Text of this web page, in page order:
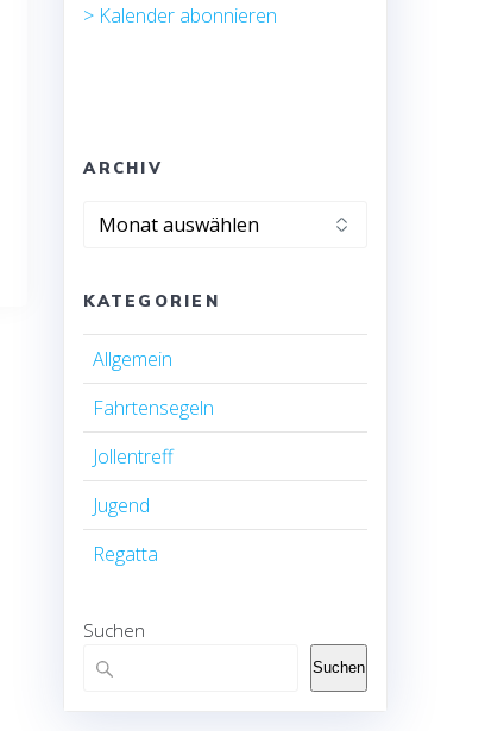
> Kalender abonnieren
ARCHIV
Archiv
KATEGORIEN
Allgemein
Fahrtensegeln
Jollentreff
Jugend
Regatta
Suchen
Suchen